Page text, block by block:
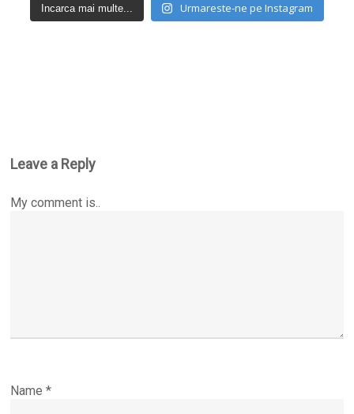
Incarca mai multe... Urmareste-ne pe Instagram
Leave a Reply
My comment is..
Name*